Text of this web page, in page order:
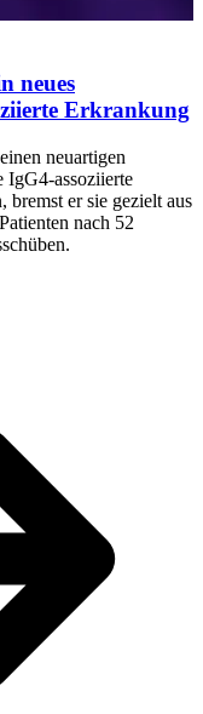
neues
Erkrankung
neuartigen
IgG4-assoziierte
er sie gezielt aus
nach 52